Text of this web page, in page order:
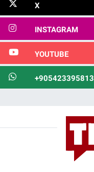
X
INSTAGRAM
YOUTUBE
+905423395813